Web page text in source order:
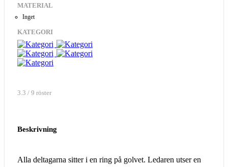
MATERIAL
Inget
KATEGORI
3.3 / 9 röster
Beskrivning
Alla deltagarna sitter i en ring på golvet. Ledaren utser en